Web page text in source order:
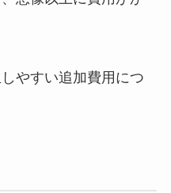
やすい追加費用につ